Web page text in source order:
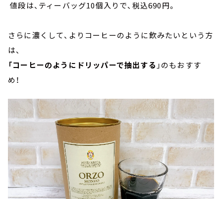
値段は、ティーバッグ10個入りで、税込690円。
さらに濃くして、よりコーヒーのように飲みたいという方
は、
「コーヒーのようにドリッパーで抽出する 」のもおすす
め！